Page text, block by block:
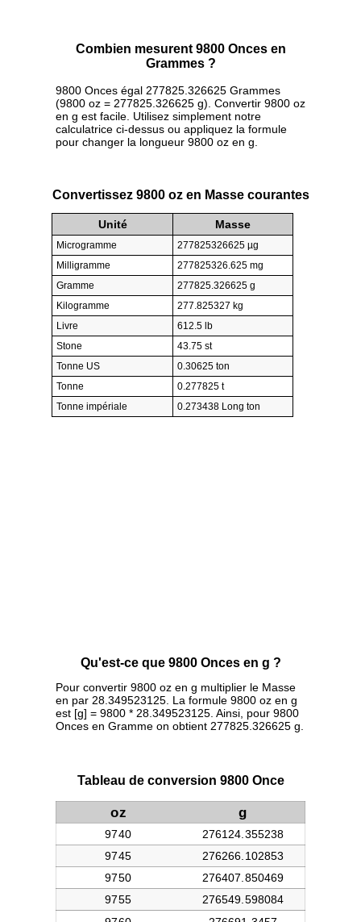
Combien mesurent 9800 Onces en
Grammes ?
9800 Onces égal 277825.326625 Grammes
(9800 oz = 277825.326625 g). Convertir 9800 oz
en g est facile. Utilisez simplement notre
calculatrice ci-dessus ou appliquez la formule
pour changer la longueur 9800 oz en g.
Convertissez 9800 oz en Masse courantes
Unité Masse
Microgramme
277825326625 µg
Milligramme
277825326.625 mg
Gramme
277825.326625 g
Kilogramme
277.825327 kg
Livre
612.5 lb
Stone
43.75 st
Tonne US
0.30625 ton
Tonne
0.277825 t
Tonne impériale
0.273438 Long ton
Qu'est-ce que 9800 Onces en g ?
Pour convertir 9800 oz en g multiplier le Masse
en par 28.349523125. La formule 9800 oz en g
est [g] = 9800 * 28.349523125. Ainsi, pour 9800
Onces en Gramme on obtient 277825.326625 g.
Tableau de conversion 9800 Once